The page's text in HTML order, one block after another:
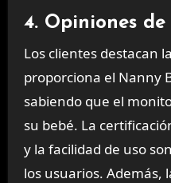
4. Opiniones de
Los clientes destacan
proporciona el Nanny
sabiendo que el
su bebé. La
y la facilidad de uso
los usuarios. Además,